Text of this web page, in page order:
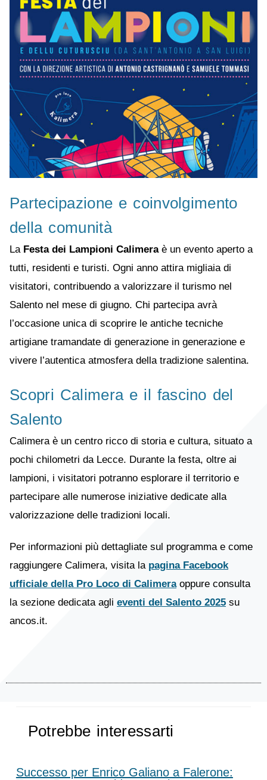
Partecipazione e coinvolgimento
della comunità
La Festa dei Lampioni Calimeraè un evento aperto a
tutti, residenti e turisti. Ogni anno attira migliaia di
visitatori, contribuendo a valorizzare il turismo nel
Salento nel mese di giugno. Chi partecipa avrà
l’occasione unica di scoprire le antiche tecniche
artigiane tramandate di generazione in generazione e
vivere l’autentica atmosfera della tradizione salentina.
Scopri Calimera e il fascino del
Salento
Calimera è un centro ricco di storia e cultura, situato a
pochi chilometri da Lecce. Durante la festa, oltre ai
lampioni, i visitatori potranno esplorare il territorio e
partecipare alle numerose iniziative dedicate alla
valorizzazione delle tradizioni locali.
Per informazioni più dettagliate sul programma e come
raggiungere Calimera, visita la pagina Facebook
ufficiale della Pro Loco di Calimeraoppure consulta
la sezione dedicata agli eventi del Salento 2025 su
ancos.it.
Potrebbe interessarti
Successo per Enrico Galiano a Falerone: